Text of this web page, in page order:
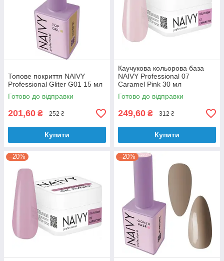
Топове покриття NAIVY
Professional Gliter G01 15 мл
Готово до відправки
201,60 ₴ 252 ₴
Купити
Каучукова кольорова база
NAIVY Professional 07
Caramel Pink 30 мл
Готово до відправки
249,60 ₴ 312 ₴
Купити
–20% –20%